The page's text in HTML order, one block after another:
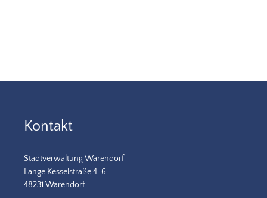
Kontakt
Stadtverwaltung Warendorf
Lange Kesselstraße 4-6
48231 Warendorf